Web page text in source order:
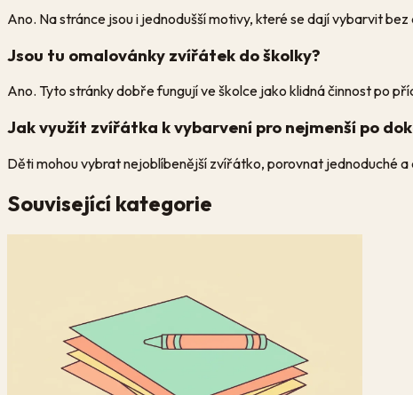
Ano. Na stránce jsou i jednodušší motivy, které se dají vybarvit
Jsou tu omalovánky zvířátek do školky?
Ano. Tyto stránky dobře fungují ve školce jako klidná činnost po
Jak využít zvířátka k vybarvení pro nejmenší po
Děti mohou vybrat nejoblíbenější zvířátko, porovnat jednoduché
Související kategorie